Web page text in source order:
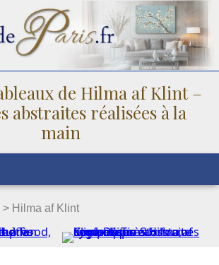
de Hilma af Klint –
abstraites réalisées à la
main
> Hilma af Klint